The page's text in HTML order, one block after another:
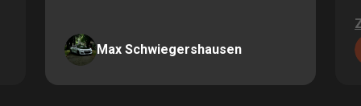
Max Schwiegershausen